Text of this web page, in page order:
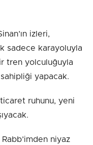
izleri,
sadece karayoluyla
tren yolculuğuyla
yapacak.
ticaret ruhunu, yeni
Rabb’imden niyaz